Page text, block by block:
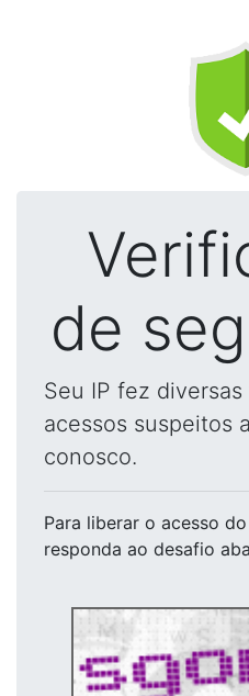
de
Seu IP fez
acessos suspeitos
conosco.
Para liberar o acesso
responda ao desafio